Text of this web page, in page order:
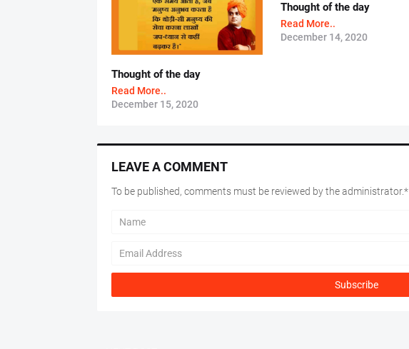
Thought of the day
Read More..
December 15, 2020
Thought of the day
Read More..
December 14, 2020
LEAVE A COMMENT
To be published, comments must be reviewed by the administrator.*